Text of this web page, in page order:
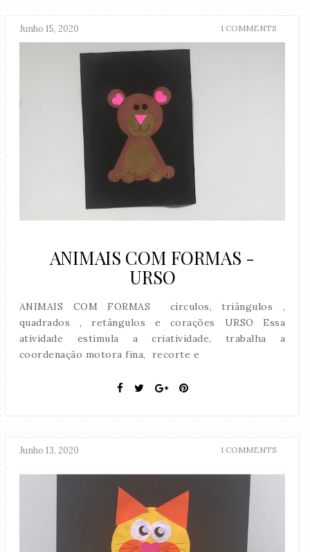
Junho 15, 2020 1 COMMENTS
ANIMAIS COM FORMAS -
URSO
ANIMAIS COM FORMAS círculos, triângulos ,
quadrados , retângulos e corações URSO Essa
atividade estimula a criatividade, trabalha a
coordenação motora fina, recorte e
Junho 13, 2020 1 COMMENTS